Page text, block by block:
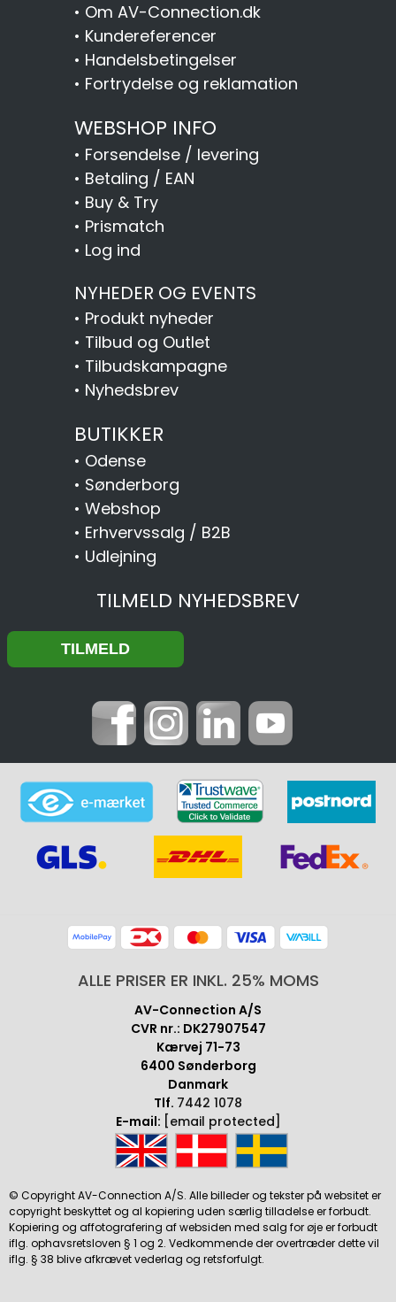
• Om AV-Connection.dk
• Kundereferencer
• Handelsbetingelser
• Fortrydelse og reklamation
WEBSHOP INFO
• Forsendelse / levering
• Betaling / EAN
• Buy & Try
• Prismatch
• Log ind
NYHEDER OG EVENTS
• Produkt nyheder
• Tilbud og Outlet
• Tilbudskampagne
• Nyhedsbrev
BUTIKKER
• Odense
• Sønderborg
• Webshop
• Erhvervssalg / B2B
• Udlejning
TILMELD NYHEDSBREV
ALLE PRISER ER INKL. 25% MOMS
AV-Connection A/S
CVR nr.: DK27907547
Kærvej 71-73
6400 Sønderborg
Danmark
Tlf. 7442 1078
E-mail: [email protected]
© Copyright AV-Connection A/S. Alle billeder og tekster på websitet er
copyright beskyttet og al kopiering uden særlig tilladelse er forbudt.
Kopiering og affotografering af websiden med salg for øje er forbudt
iflg. ophavsretsloven § 1 og 2. Vedkommende der overtræder dette vil
iflg. § 38 blive afkrævet vederlag og retsforfulgt.